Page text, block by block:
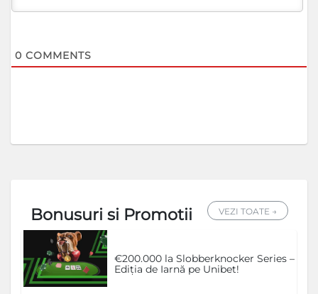
0 COMMENTS
Bonusuri si Promotii VEZI TOATE →
€200.000 la Slobberknocker Series –
Ediția de Iarnă pe Unibet!